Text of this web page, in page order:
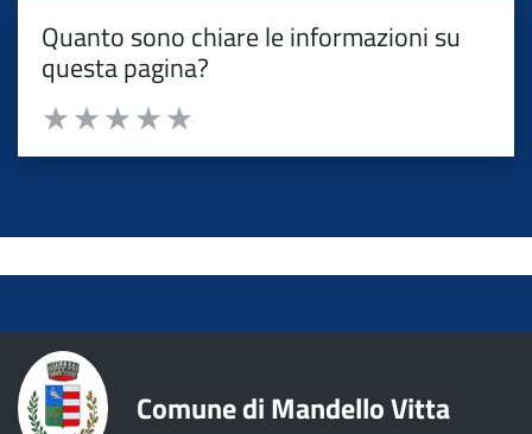
Quanto sono chiare le informazioni su
questa pagina?
Valuta da 1 a 5 stelle la pagina
Comune di Mandello Vitta